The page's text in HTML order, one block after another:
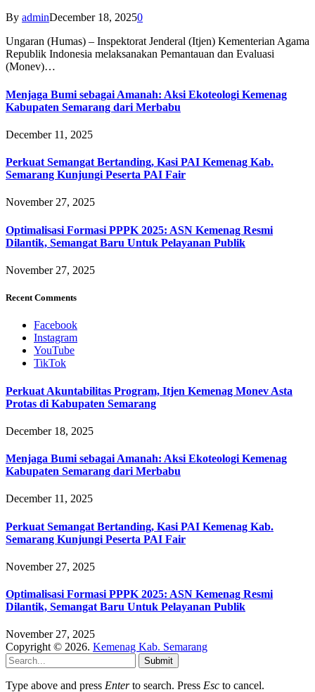
By adminDecember 18, 20250
Ungaran (Humas) – Inspektorat Jenderal (Itjen) Kementerian Agama
Republik Indonesia melaksanakan Pemantauan dan Evaluasi
(Monev)…
Menjaga Bumi sebagai Amanah: Aksi Ekoteologi Kemenag
Kabupaten Semarang dari Merbabu
December 11, 2025
Perkuat Semangat Bertanding, Kasi PAI Kemenag Kab.
Semarang Kunjungi Peserta PAI Fair
November 27, 2025
Optimalisasi Formasi PPPK 2025: ASN Kemenag Resmi
Dilantik, Semangat Baru Untuk Pelayanan Publik
November 27, 2025
Recent Comments
Facebook
Instagram
YouTube
TikTok
Perkuat Akuntabilitas Program, Itjen Kemenag Monev Asta
Protas di Kabupaten Semarang
December 18, 2025
Menjaga Bumi sebagai Amanah: Aksi Ekoteologi Kemenag
Kabupaten Semarang dari Merbabu
December 11, 2025
Perkuat Semangat Bertanding, Kasi PAI Kemenag Kab.
Semarang Kunjungi Peserta PAI Fair
November 27, 2025
Optimalisasi Formasi PPPK 2025: ASN Kemenag Resmi
Dilantik, Semangat Baru Untuk Pelayanan Publik
November 27, 2025
Copyright © 2026. Kemenag Kab. Semarang
Submit
Type above and press Enterto search. Press Esc to cancel.